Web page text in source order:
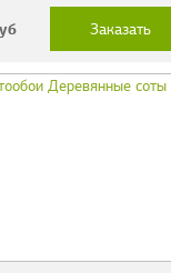
Заказать